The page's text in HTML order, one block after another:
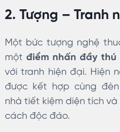
2. Tượng – Tranh
Một bức tượng nghệ
mộtđiểm nhấn đầy thú
với tranh hiện đại. Hiện
được kết hợp cùng
nhà tiết kiệm diện tích
cách độc đáo.